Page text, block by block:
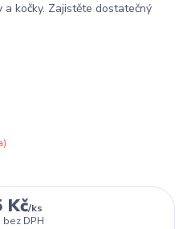
kočky. Zajistěte dostatečný
Kč/ks
bez DPH